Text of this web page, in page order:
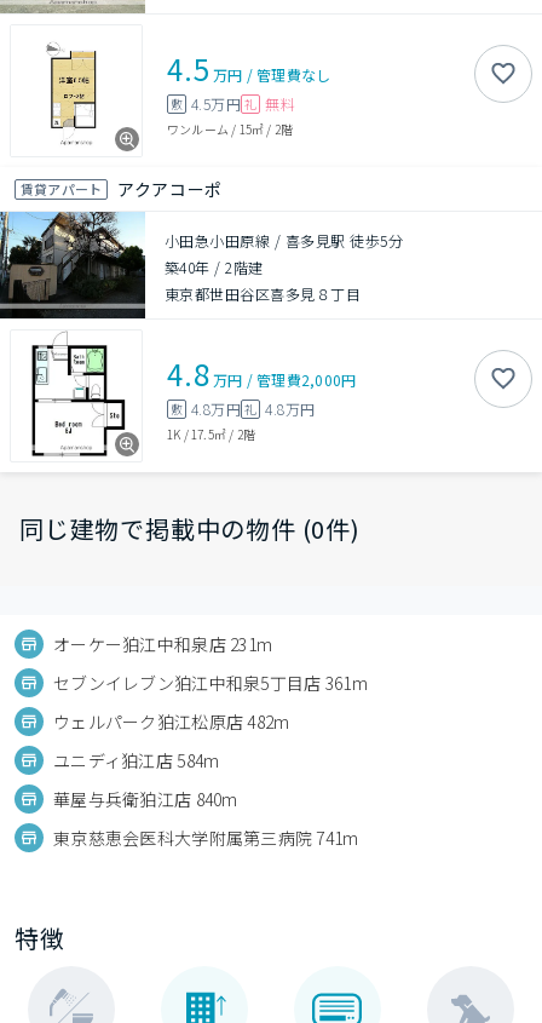
4.5 万円 /管理費なし
敷 4.5万円 礼 無料
ワンルーム / 15㎡ / 2階
賃貸アパート アクアコーポ
小田急小田原線 / 喜多見駅 徒歩5分
築40年 /2階建
東京都世田谷区喜多見８丁目
4.8万円 /管理費2,000円
敷 4.8万円礼 4.8万円
1K / 17.5㎡ / 2階
同じ建物で掲載中の物件 (0件)
オーケー狛江中和泉店 231m
セブンイレブン狛江中和泉5丁目店 361m
ウェルパーク狛江松原店 482m
ユニディ狛江店 584m
華屋与兵衛狛江店 840m
東京慈恵会医科大学附属第三病院 741m
特徴